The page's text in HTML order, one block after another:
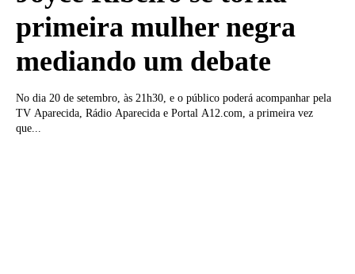
primeira mulher negra
mediando um debate
No dia 20 de setembro, às 21h30, e o público poderá acompanhar pela
TV Aparecida, Rádio Aparecida e Portal A12.com, a primeira vez
que...